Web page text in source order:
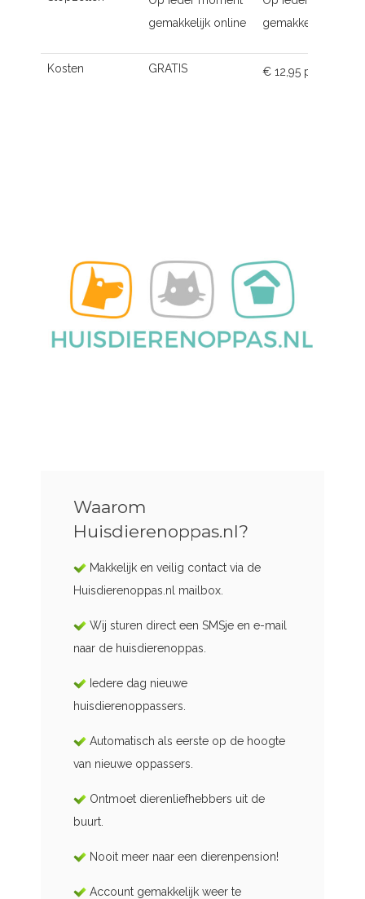
gemakkelijk online
gemakkelijk online
Kosten GRATIS € 12,95 p.m.
Waarom
Huisdierenoppas.nl?
Makkelijk en veilig contact via de
Huisdierenoppas.nl mailbox.
Wij sturen direct een SMSje en e-mail
naar de huisdierenoppas.
Iedere dag nieuwe
huisdierenoppassers.
Automatisch als eerste op de hoogte
van nieuwe oppassers.
Ontmoet dierenliefhebbers uit de
buurt.
Nooit meer naar een dierenpension!
Account gemakkelijk weer te